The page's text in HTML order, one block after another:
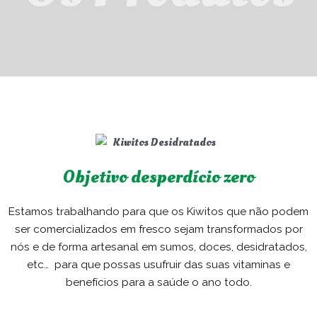
Objetivo desperdício zero
Estamos trabalhando para que os Kiwitos que não podem
ser comercializados em fresco sejam transformados por
nós e de forma artesanal em sumos, doces, desidratados,
etc… para que possas usufruir das suas vitaminas e
benefícios para a saúde o ano todo.